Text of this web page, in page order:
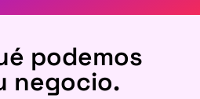
podemos
negocio.